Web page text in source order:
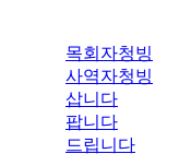
목회자청빙
사역자청빙
삽니다
팝니다
드립니다